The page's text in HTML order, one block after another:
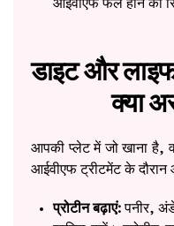
आईवीएफ फेल होने का
डाइट और
क्या
आपकी प्लेट में जो खाना है,
आईवीएफ ट्रीटमेंट के दौरान
प्रोटीन बढ़ाएं:पनीर,